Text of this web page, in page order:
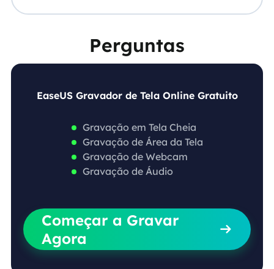
Perguntas
EaseUS Gravador de Tela Online Gratuito
Gravação em Tela Cheia
Gravação de Área da Tela
Gravação de Webcam
Gravação de Áudio
Começar a Gravar
Agora
